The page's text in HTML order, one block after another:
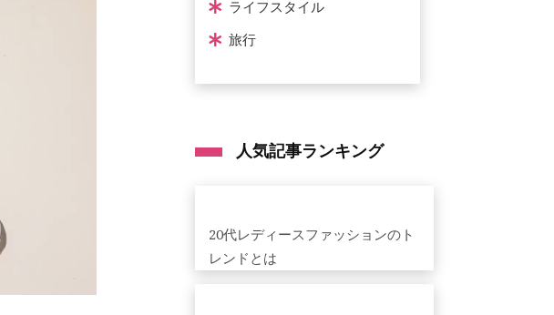
ライフスタイル
旅行
人気記事ランキング
20代レディースファッションのト
レンドとは